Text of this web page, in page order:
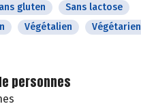
gluten
Sans lactose
Végétalien
Végétarien
personnes